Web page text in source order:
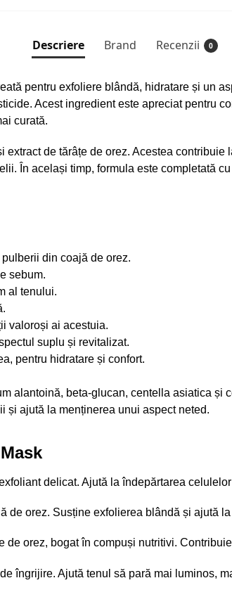
Descriere Brand Recenzii 0
pentru exfoliere blândă, hidratare și un
Acest ingredient este apreciat pentru
curată.
de tărâțe de orez. Acestea
În același timp, formula este completată
din coajă de orez.
sebum.
al tenului.
valoroși ai acestuia.
suplu și revitalizat.
pentru hidratare și confort.
alantoină, beta-glucan, centella asiatica și
ajută la menținerea unui aspect neted.
delicat. Ajută la îndepărtarea
de orez. Susține exfolierea blândă și ajută
de orez, bogat în compuși nutritivi.
îngrijire. Ajută tenul să pară mai luminos,